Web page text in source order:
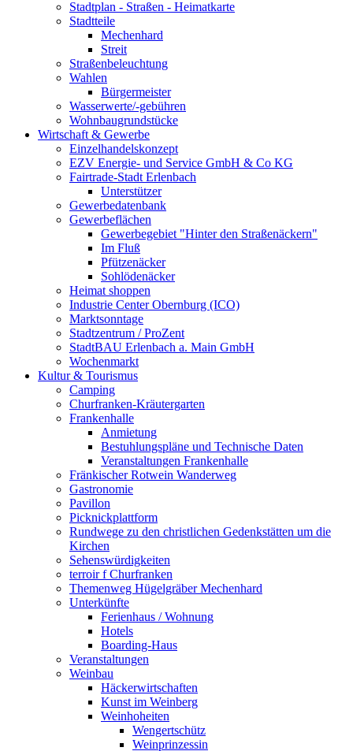
Stadtplan - Straßen - Heimatkarte
Stadtteile
Mechenhard
Streit
Straßenbeleuchtung
Wahlen
Bürgermeister
Wasserwerte/-gebühren
Wohnbaugrundstücke
Wirtschaft & Gewerbe
Einzelhandelskonzept
EZV Energie- und Service GmbH & Co KG
Fairtrade-Stadt Erlenbach
Unterstützer
Gewerbedatenbank
Gewerbeflächen
Gewerbegebiet "Hinter den Straßenäckern"
Im Fluß
Pfützenäcker
Sohlödenäcker
Heimat shoppen
Industrie Center Obernburg (ICO)
Marktsonntage
Stadtzentrum / ProZent
StadtBAU Erlenbach a. Main GmbH
Wochenmarkt
Kultur & Tourismus
Camping
Churfranken-Kräutergarten
Frankenhalle
Anmietung
Bestuhlungspläne und Technische Daten
Veranstaltungen Frankenhalle
Fränkischer Rotwein Wanderweg
Gastronomie
Pavillon
Picknickplattform
Rundwege zu den christlichen Gedenkstätten um die
Kirchen
Sehenswürdigkeiten
terroir f Churfranken
Themenweg Hügelgräber Mechenhard
Unterkünfte
Ferienhaus / Wohnung
Hotels
Boarding-Haus
Veranstaltungen
Weinbau
Häckerwirtschaften
Kunst im Weinberg
Weinhoheiten
Wengertschütz
Weinprinzessin